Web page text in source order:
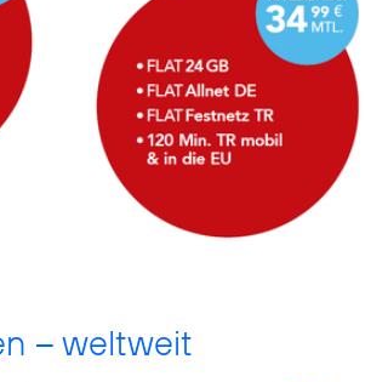
– weltweit